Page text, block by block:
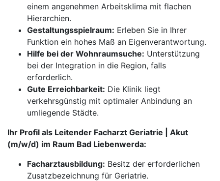
einem angenehmen Arbeitsklima mit flachen
Hierarchien.
Gestaltungsspielraum: Erleben Sie in Ihrer
Funktion ein hohes Maß an Eigenverantwortung.
Hilfe bei der Wohnraumsuche: Unterstützung
bei der Integration in die Region, falls
erforderlich.
Gute Erreichbarkeit: Die Klinik liegt
verkehrsgünstig mit optimaler Anbindung an
umliegende Städte.
Ihr Profil als Leitender Facharzt Geriatrie | Akut
(m/w/d) im Raum Bad Liebenwerda:
Facharztausbildung: Besitz der erforderlichen
Zusatzbezeichnung für Geriatrie.